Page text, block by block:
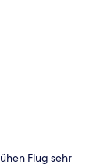
Flug sehr